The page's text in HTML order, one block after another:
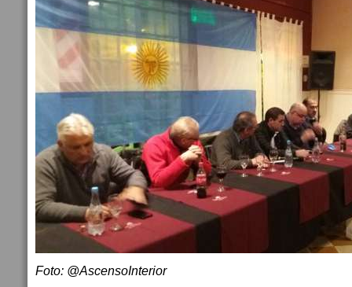
Foto: @AscensoInterior